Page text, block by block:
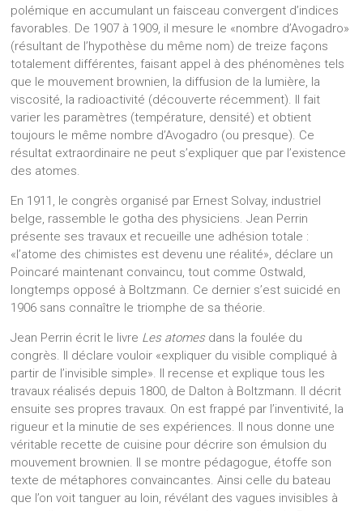
polémique en accumulant un faisceau convergent d’indices
favorables. De 1907 à 1909, il mesure le «nombre d’Avogadro»
(résultant de l’hypothèse du même nom) de treize façons
totalement différentes, faisant appel à des phénomènes tels
que le mouvement brownien, la diffusion de la lumière, la
viscosité, la radioactivité (découverte récemment). Il fait
varier les paramètres (température, densité) et obtient
toujours le même nombre d’Avogadro (ou presque). Ce
résultat extraordinaire ne peut s’expliquer que par l’existence
des atomes.
En 1911, le congrès organisé par Ernest Solvay, industriel
belge, rassemble le gotha des physiciens. Jean Perrin
présente ses travaux et recueille une adhésion totale :
«l’atome des chimistes est devenu une réalité», déclare un
Poincaré maintenant convaincu, tout comme Ostwald,
longtemps opposé à Boltzmann. Ce dernier s’est suicidé en
1906 sans connaître le triomphe de sa théorie.
Jean Perrin écrit le livre Les atomesdans la foulée du
congrès. Il déclare vouloir «expliquer du visible compliqué à
partir de l’invisible simple». Il recense et explique tous les
travaux réalisés depuis 1800, de Dalton à Boltzmann. Il décrit
ensuite ses propres travaux. On est frappé par l’inventivité, la
rigueur et la minutie de ses expériences. Il nous donne une
véritable recette de cuisine pour décrire son émulsion du
mouvement brownien. Il se montre pédagogue, étoffe son
texte de métaphores convaincantes. Ainsi celle du bateau
que l’on voit tanguer au loin, révélant des vagues invisibles à